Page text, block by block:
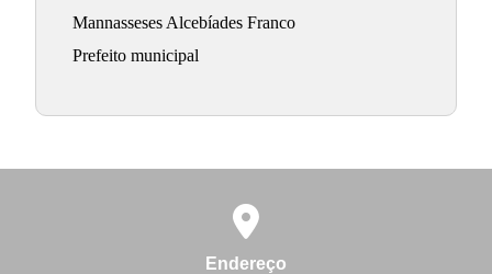
Mannasseses Alcebíades Franco
Prefeito municipal
Endereço